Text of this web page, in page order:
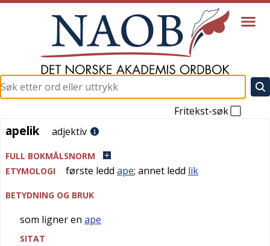
Fritekst-søk
apelik
apelik adjektiv
FULL BOKMÅLSNORM
ETYMOLOGI
første ledd ape; annet ledd lik
BETYDNING OG BRUK
som ligner en ape
SITAT